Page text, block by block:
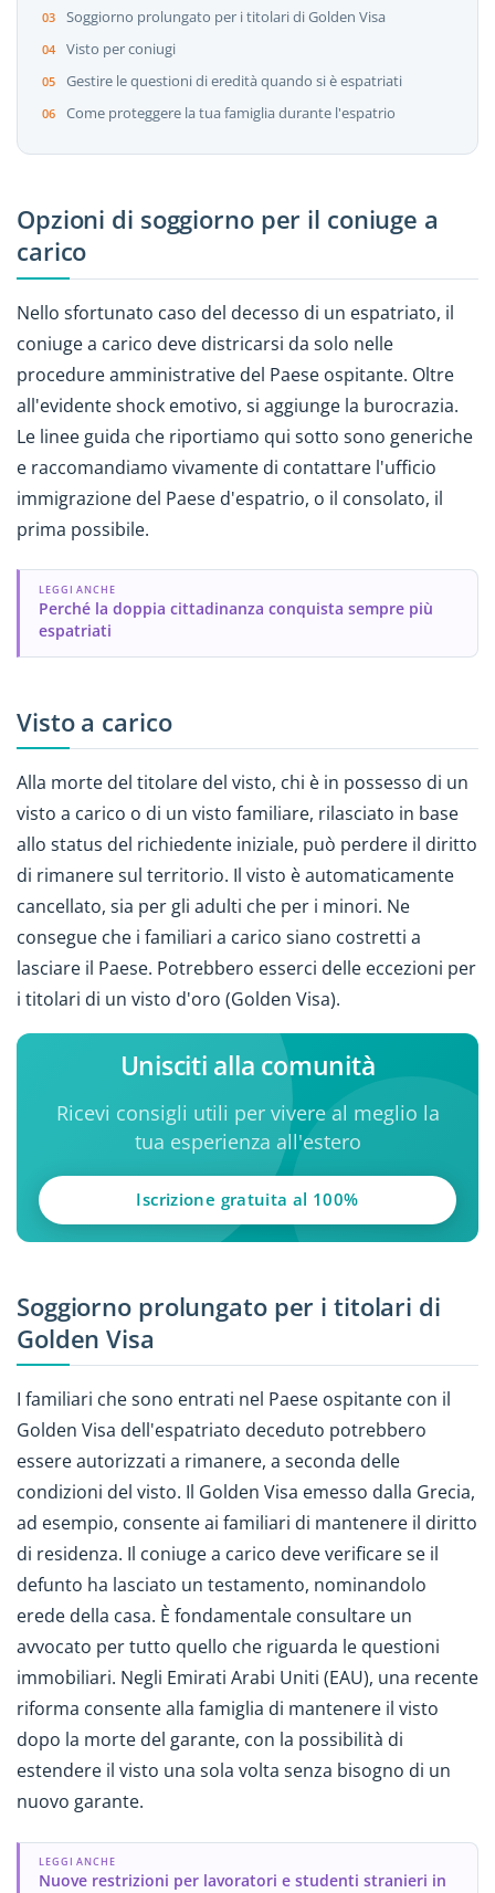
Soggiorno prolungato per i titolari di Golden Visa
Visto per coniugi
Gestire le questioni di eredità quando si è espatriati
Come proteggere la tua famiglia durante l'espatrio
Opzioni di soggiorno per il coniuge a
carico
Nello sfortunato caso del decesso di un espatriato, il
coniuge a carico deve districarsi da solo nelle
procedure amministrative del Paese ospitante. Oltre
all'evidente shock emotivo, si aggiunge la burocrazia.
Le linee guida che riportiamo qui sotto sono generiche
e raccomandiamo vivamente di contattare l'ufficio
immigrazione del Paese d'espatrio, o il consolato, il
prima possibile.
LEGGI ANCHE
Perché la doppia cittadinanza conquista sempre più
espatriati
Visto a carico
Alla morte del titolare del visto, chi è in possesso di un
visto a carico o di un visto familiare, rilasciato in base
allo status del richiedente iniziale, può perdere il diritto
di rimanere sul territorio. Il visto è automaticamente
cancellato, sia per gli adulti che per i minori. Ne
consegue che i familiari a carico siano costretti a
lasciare il Paese. Potrebbero esserci delle eccezioni per
i titolari di un visto d'oro (Golden Visa).
Unisciti alla comunità
Ricevi consigli utili per vivere al meglio la
tua esperienza all'estero
Iscrizione gratuita al 100%
Soggiorno prolungato per i titolari di
Golden Visa
I familiari che sono entrati nel Paese ospitante con il
Golden Visa dell'espatriato deceduto potrebbero
essere autorizzati a rimanere, a seconda delle
condizioni del visto. Il Golden Visa emesso dalla Grecia,
ad esempio, consente ai familiari di mantenere il diritto
di residenza. Il coniuge a carico deve verificare se il
defunto ha lasciato un testamento, nominandolo
erede della casa. È fondamentale consultare un
avvocato per tutto quello che riguarda le questioni
immobiliari. Negli Emirati Arabi Uniti (EAU), una recente
riforma consente alla famiglia di mantenere il visto
dopo la morte del garante, con la possibilità di
estendere il visto una sola volta senza bisogno di un
nuovo garante.
LEGGI ANCHE
Nuove restrizioni per lavoratori e studenti stranieri in